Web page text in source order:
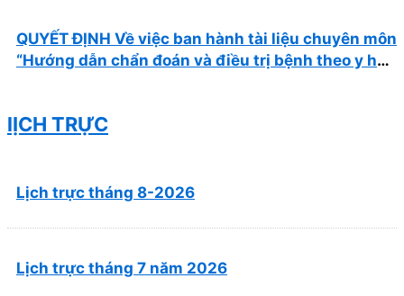
QUYẾT ĐỊNH Về việc ban hành tài liệu chuyên môn
“Hướng dẫn chẩn đoán và điều trị bệnh theo y học
lỊCH TRỰC
Lịch trực tháng 8-2026
Lịch trực tháng 7 năm 2026